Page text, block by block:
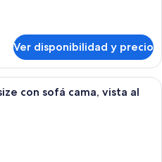
Ver disponibilidad y precio
Habitación de hotel con cama, sofá,
con sofá cama, vista al